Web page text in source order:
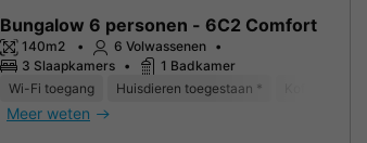
Bungalow 6 personen - 6C2 Comfort
140m2
6 Volwassenen
3 Slaapkamers
1 Badkamer
Wi-Fi toegang
Huisdieren toegestaan *
Meer weten